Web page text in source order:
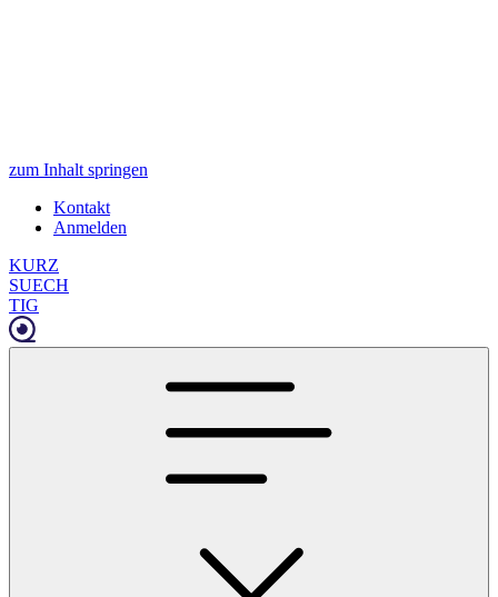
zum Inhalt springen
Kontakt
Anmelden
KURZ
SUECH
TIG